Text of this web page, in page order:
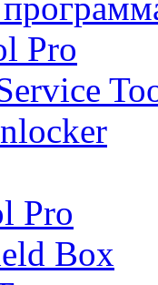
Pro
Pro
Box